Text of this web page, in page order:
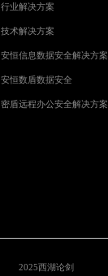
行业解决方案
技术解决方案
安恒信息数据安全解决方案
安恒数盾数据安全
密盾远程办公安全解决方案
2025西湖论剑